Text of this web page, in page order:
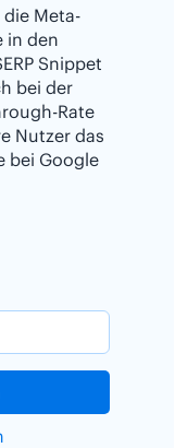
Meta-
in den
Snippet
bei der
Rate
Nutzer das
bei Google